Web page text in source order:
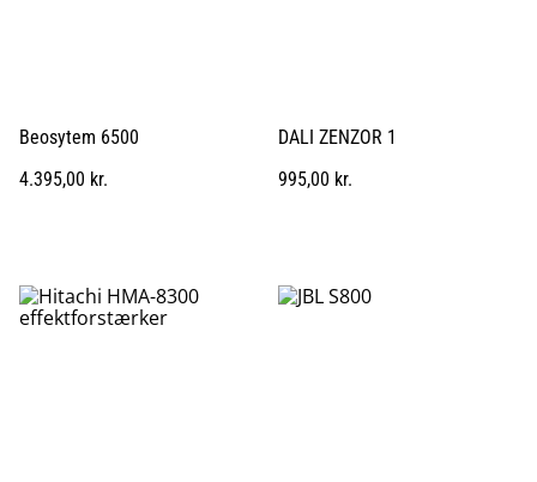
Beosytem 6500
4.395,00 kr.
DALI ZENZOR 1
995,00 kr.